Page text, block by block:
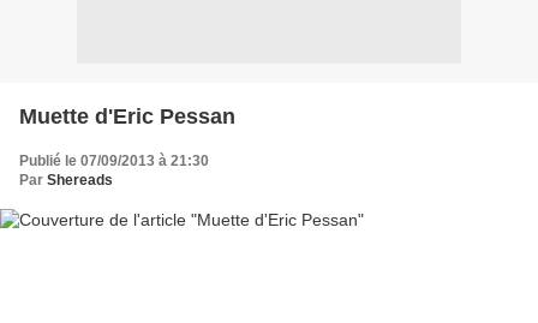
Muette d'Eric Pessan
Publié le 07/09/2013 à 21:30
Par Shereads